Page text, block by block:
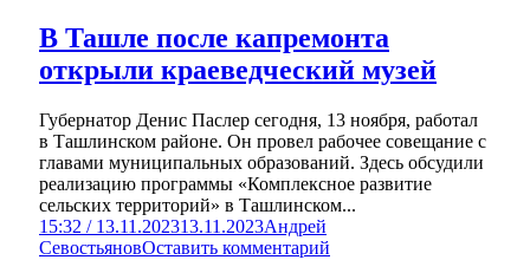
В Ташле после капремонта
открыли краеведческий музей
Губернатор Денис Паслер сегодня, 13 ноября, работал
в Ташлинском районе. Он провел рабочее совещание с
главами муниципальных образований. Здесь обсудили
реализацию программы «Комплексное развитие
сельских территорий» в Ташлинском...
15:32 / 13.11.202313.11.2023Андрей
СевостьяновОставить комментарий